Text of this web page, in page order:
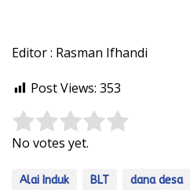
Editor : Rasman Ifhandi
Post Views: 353
Rate this item:
No votes yet.
Alai Induk BLT dana desa